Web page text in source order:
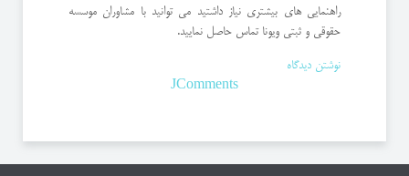
راهنمایی های بیشتری نیاز داشتید می توانید با مشاوران موسسه
حقوقی و ثبتی ویونا تماس حاصل نمایید.
نوشتن دیدگاه
JComments